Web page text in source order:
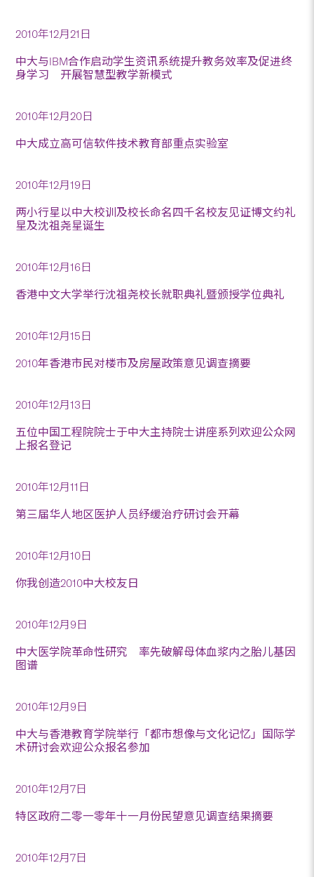
2010年12月21日
中大与IBM合作启动学生资讯系统提升教务效率及促进终
身学习 开展智慧型教学新模式
2010年12月20日
中大成立高可信软件技术教育部重点实验室
2010年12月19日
两小行星以中大校训及校长命名四千名校友见证博文约礼
星及沈祖尧星诞生
2010年12月16日
香港中文大学举行沈祖尧校长就职典礼暨颁授学位典礼
2010年12月15日
2010年香港市民对楼市及房屋政策意见调查摘要
2010年12月13日
五位中国工程院院士于中大主持院士讲座系列欢迎公众网
上报名登记
2010年12月11日
第三届华人地区医护人员纾缓治疗研讨会开幕
2010年12月10日
你我创造2010中大校友日
2010年12月9日
中大医学院革命性研究 率先破解母体血浆内之胎儿基因
图谱
2010年12月9日
中大与香港教育学院举行「都市想像与文化记忆」国际学
术研讨会欢迎公众报名参加
2010年12月7日
特区政府二零一零年十一月份民望意见调查结果摘要
2010年12月7日